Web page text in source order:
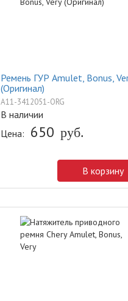
Ремень ГУР Amulet, Bonus,
(Оригинал)
A11-3412051-ORG
В наличии
Цена: 650 руб.
В корзину